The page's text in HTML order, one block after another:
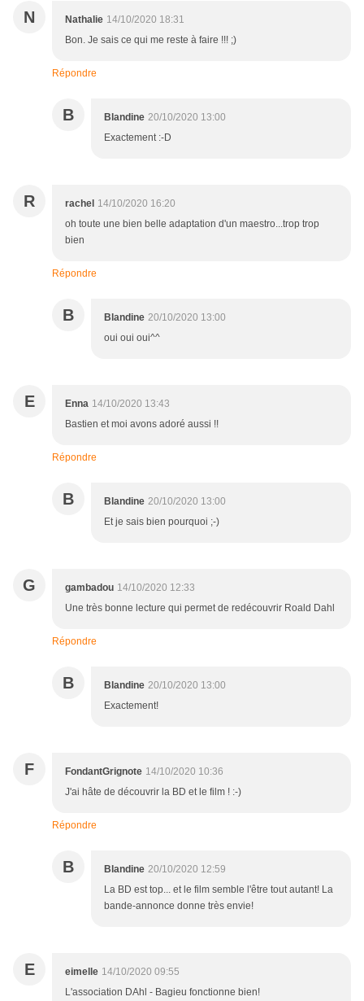
N Nathalie 14/10/2020 18:31
Bon. Je sais ce qui me reste à faire !!! ;)
Répondre
B Blandine 20/10/2020 13:00
Exactement :-D
R rachel 14/10/2020 16:20
oh toute une bien belle adaptation d'un maestro...trop trop
bien
Répondre
B Blandine 20/10/2020 13:00
oui oui oui^^
E Enna 14/10/2020 13:43
Bastien et moi avons adoré aussi !!
Répondre
B Blandine 20/10/2020 13:00
Et je sais bien pourquoi ;-)
G gambadou 14/10/2020 12:33
Une très bonne lecture qui permet de redécouvrir Roald Dahl
Répondre
B Blandine 20/10/2020 13:00
Exactement!
F FondantGrignote 14/10/2020 10:36
J'ai hâte de découvrir la BD et le film ! :-)
Répondre
B Blandine 20/10/2020 12:59
La BD est top... et le film semble l'être tout autant! La
bande-annonce donne très envie!
E eimelle 14/10/2020 09:55
L'association DAhl - Bagieu fonctionne bien!